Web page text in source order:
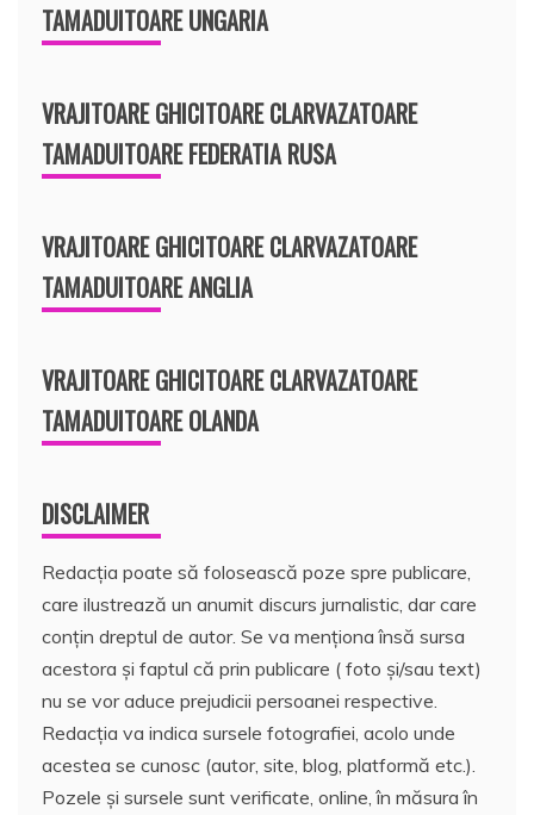
TAMADUITOARE UNGARIA
VRAJITOARE GHICITOARE CLARVAZATOARE
TAMADUITOARE FEDERATIA RUSA
VRAJITOARE GHICITOARE CLARVAZATOARE
TAMADUITOARE ANGLIA
VRAJITOARE GHICITOARE CLARVAZATOARE
TAMADUITOARE OLANDA
DISCLAIMER
Redacția poate să folosească poze spre publicare,
care ilustrează un anumit discurs jurnalistic, dar care
conțin dreptul de autor. Se va menționa însă sursa
acestora și faptul că prin publicare ( foto și/sau text)
nu se vor aduce prejudicii persoanei respective.
Redacția va indica sursele fotografiei, acolo unde
acestea se cunosc (autor, site, blog, platformă etc.).
Pozele și sursele sunt verificate, online, în măsura în